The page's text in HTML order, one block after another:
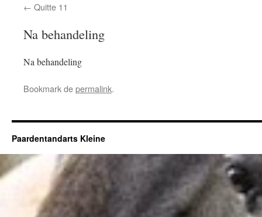
Quitte 11
Na behandeling
Na behandeling
Bookmark depermalink.
Paardentandarts Kleine